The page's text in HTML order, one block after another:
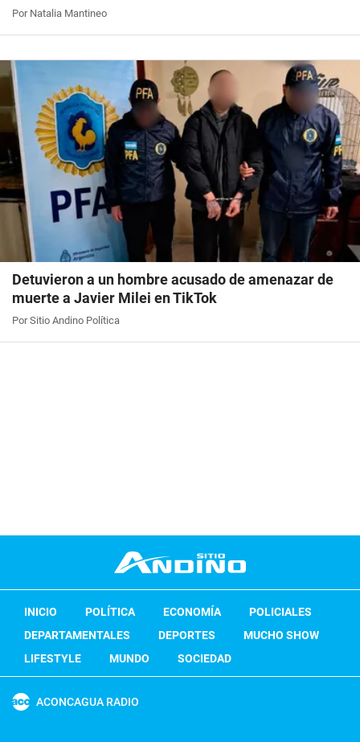
Por Natalia Mantineo
Detuvieron a un hombre acusado de amenazar de
muerte a Javier Milei en TikTok
Por Sitio Andino Política
INICIO POLÍTICA ECONOMÍA
POLICIALES
DEPARTAMENTALES
DEPORTES
MUCHO SHOW
LIFESTYLE
MUNDO SOCIEDAD
ACONCAGUA RADIO